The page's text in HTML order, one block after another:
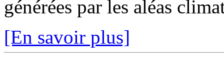
générées par les aléas
[En savoir plus]